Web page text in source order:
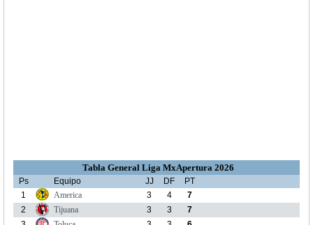
Tabla General Liga MxApertura 2026
Ps Equipo JJ DF
PT
1
America 3 4
7
2
Tijuana 3 3
7